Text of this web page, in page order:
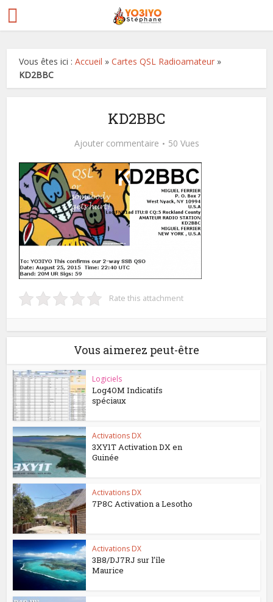
Vous êtes ici :Accueil »Cartes QSL Radioamateur »
KD2BBC
KD2BBC
Ajouter commentaire 50 Vues
Rate this attachment
Vous aimerez peut-être
Logiciels
Log4OM Indicatifs
spéciaux
Activations DX
3XY1T Activation DX en
Guinée
Activations DX
7P8C Activation a Lesotho
Activations DX
3B8/DJ7RJ sur l’île
Maurice